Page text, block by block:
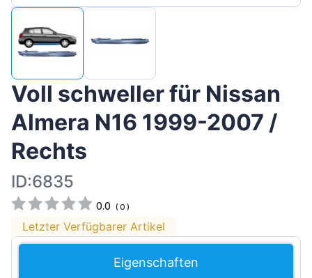
Voll schweller für Nissan
Almera N16 1999-2007 /
Rechts
ID:6835
0.0 (0 )
Letzter Verfügbarer Artikel
Eigenschaften